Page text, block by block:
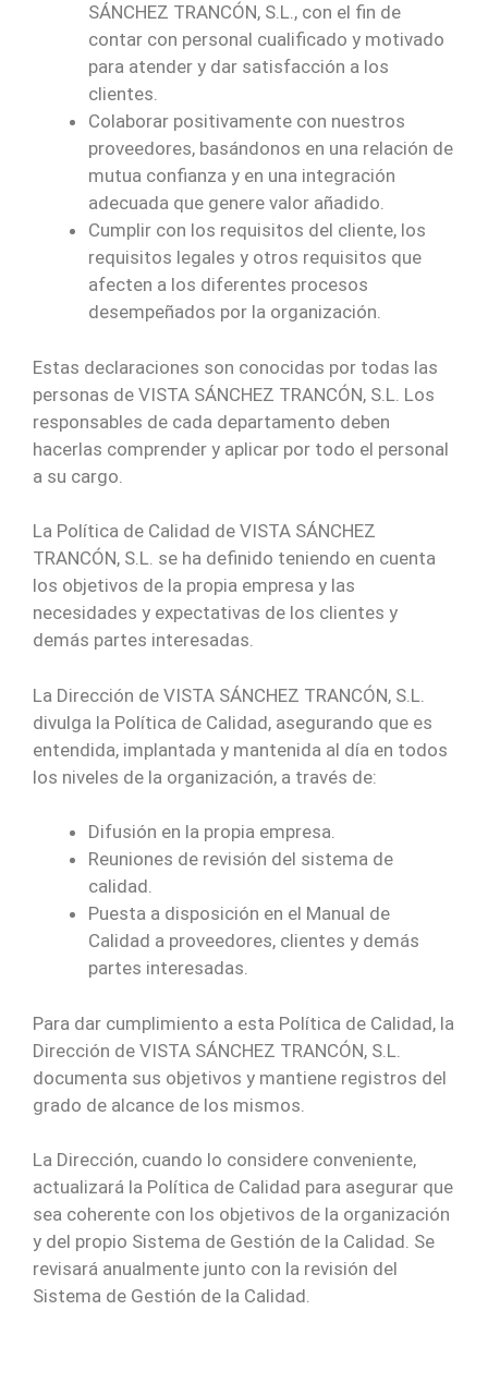
SÁNCHEZ TRANCÓN, S.L., con el fin de
contar con personal cualificado y motivado
para atender y dar satisfacción a los
clientes.
Colaborar positivamente con nuestros
proveedores, basándonos en una relación de
mutua confianza y en una integración
adecuada que genere valor añadido.
Cumplir con los requisitos del cliente, los
requisitos legales y otros requisitos que
afecten a los diferentes procesos
desempeñados por la organización.
Estas declaraciones son conocidas por todas las
personas de VISTA SÁNCHEZ TRANCÓN, S.L. Los
responsables de cada departamento deben
hacerlas comprender y aplicar por todo el personal
a su cargo.
La Política de Calidad de VISTA SÁNCHEZ
TRANCÓN, S.L. se ha definido teniendo en cuenta
los objetivos de la propia empresa y las
necesidades y expectativas de los clientes y
demás partes interesadas.
La Dirección de VISTA SÁNCHEZ TRANCÓN, S.L.
divulga la Política de Calidad, asegurando que es
entendida, implantada y mantenida al día en todos
los niveles de la organización, a través de:
Difusión en la propia empresa.
Reuniones de revisión del sistema de
calidad.
Puesta a disposición en el Manual de
Calidad a proveedores, clientes y demás
partes interesadas.
Para dar cumplimiento a esta Política de Calidad, la
Dirección de VISTA SÁNCHEZ TRANCÓN, S.L.
documenta sus objetivos y mantiene registros del
grado de alcance de los mismos.
La Dirección, cuando lo considere conveniente,
actualizará la Política de Calidad para asegurar que
sea coherente con los objetivos de la organización
y del propio Sistema de Gestión de la Calidad. Se
revisará anualmente junto con la revisión del
Sistema de Gestión de la Calidad.